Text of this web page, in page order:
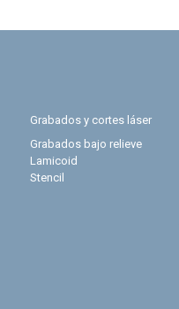
Grabados y cortes láser
Grabados bajo relieve
Lamicoid
Stencil